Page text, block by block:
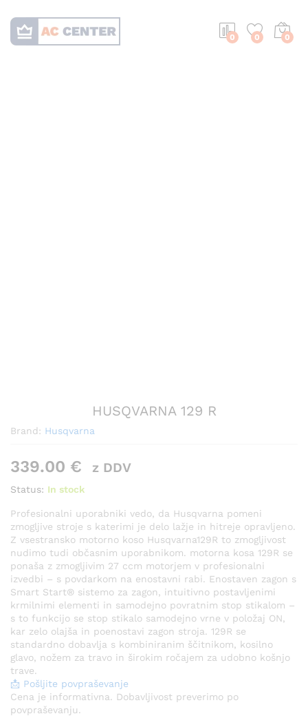
0 0 0
HUSQVARNA 129 R
Brand: Husqvarna
339.00 € z DDV
Status: In stock
Profesionalni uporabniki vedo, da Husqvarna pomeni
zmogljive stroje s katerimi je delo lažje in hitreje opravljeno.
Z vsestransko motorno koso Husqvarna129R to zmogljivost
nudimo tudi občasnim uporabnikom. motorna kosa 129R se
ponaša z zmogljivim 27 ccm motorjem v profesionalni
izvedbi – s povdarkom na enostavni rabi. Enostaven zagon s
Smart Start® sistemo za zagon, intuitivno postavljenimi
krmilnimi elementi in samodejno povratnim stop stikalom –
s to funkcijo se stop stikalo samodejno vrne v položaj ON,
kar zelo olajša in poenostavi zagon stroja. 129R se
standardno dobavlja s kombiniranim ščitnikom, kosilno
glavo, nožem za travo in širokim ročajem za udobno košnjo
trave.
📩 Pošljite povpraševanje
Cena je informativna. Dobavljivost preverimo po
povpraševanju.